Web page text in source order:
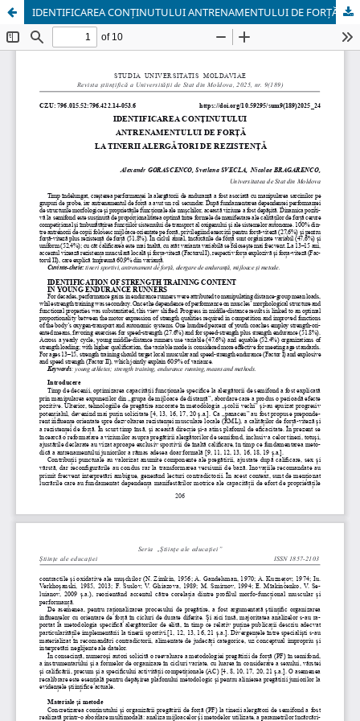
IDENTIFICAREA CONȚINUTULUI ANTRENAMENTULUI DE FORȚĂ LA TINERII ALERGĂTORI DE REZISTENȚĂ